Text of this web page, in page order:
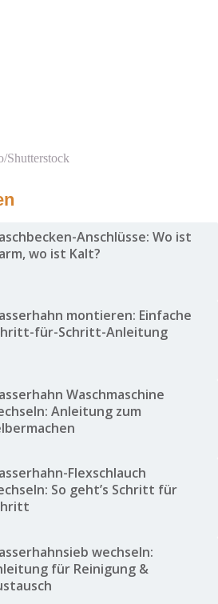
Shutterstock
Anschlüsse: Wo ist
wo ist Kalt?
montieren: Einfache
für-Schritt-Anleitung
Waschmaschine
Anleitung zum
Flexschlauch
So geht’s Schritt für
wechseln:
für Reinigung &